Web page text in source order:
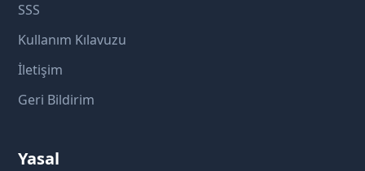
SSS
Kullanım Kılavuzu
İletişim
Geri Bildirim
Yasal